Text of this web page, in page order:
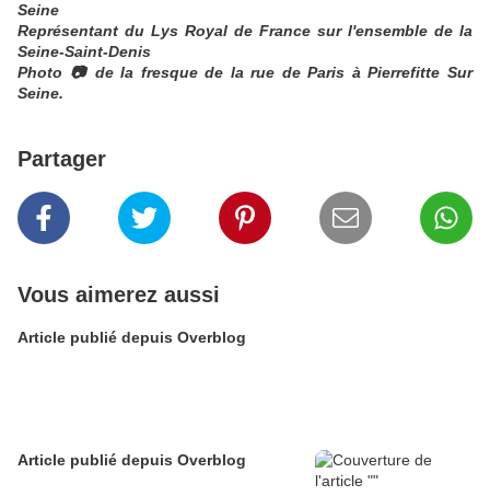
Seine
Représentant du Lys Royal de France sur l'ensemble de la
Seine-Saint-Denis
Photo 📷 de la fresque de la rue de Paris à Pierrefitte Sur
Seine.
Partager
Vous aimerez aussi
Article publié depuis Overblog
Article publié depuis Overblog